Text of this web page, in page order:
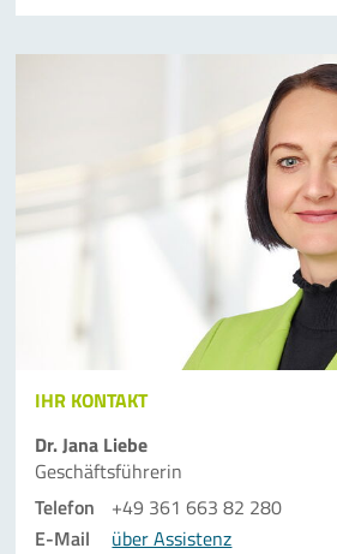
IHR KONTAKT
Dr. Jana Liebe
Geschäftsführerin
Telefon
+49 361 663 82 280
E-Mail
über Assistenz